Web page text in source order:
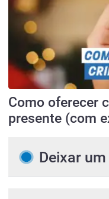
Como oferecer
presente (com
Deixar